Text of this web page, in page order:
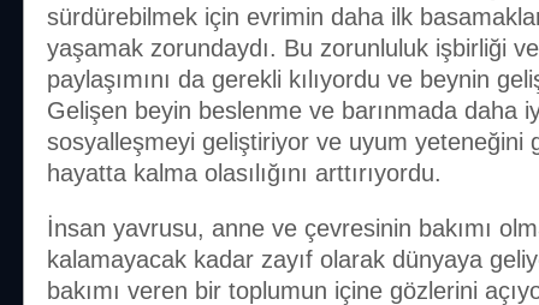
sürdürebilmek için evrimin daha ilk
yaşamak zorundaydı. Bu zorunluluk işbirliği
paylaşımını da gerekli kılıyordu ve beynin
Gelişen beyin beslenme ve barınmada daha
sosyalleşmeyi geliştiriyor ve uyum yeteneğini
hayatta kalma olasılığını arttırıyordu.
İnsan yavrusu, anne ve çevresinin bakımı
kalamayacak kadar zayıf olarak dünyaya
bakımı veren bir toplumun içine gözlerini